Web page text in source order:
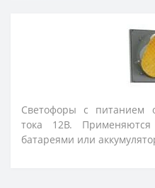
Светофоры с питанием
тока 12В.
батареями или